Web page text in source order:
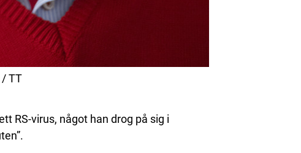
/ TT
RS-virus, något han drog på sig i